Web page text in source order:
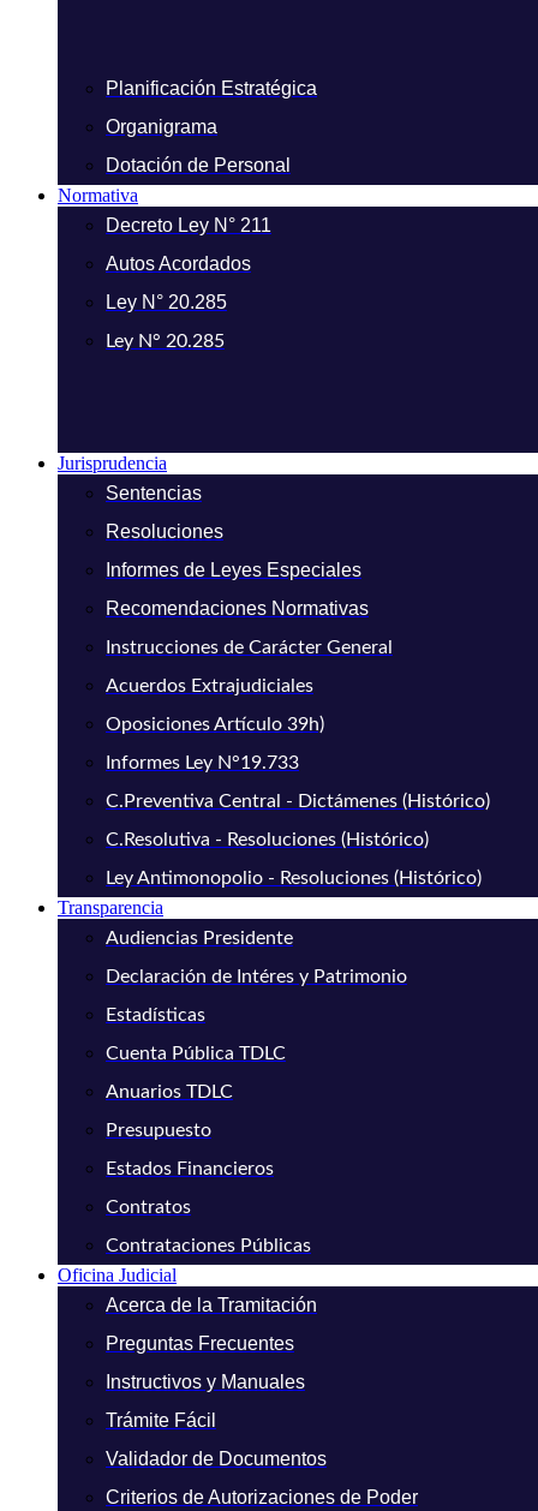
Planificación Estratégica
Organigrama
Dotación de Personal
Normativa
Decreto Ley N° 211
Autos Acordados
Ley N° 20.285
Ley N° 20.285
Jurisprudencia
Sentencias
Resoluciones
Informes de Leyes Especiales
Recomendaciones Normativas
Instrucciones de Carácter General
Acuerdos Extrajudiciales
Oposiciones Artículo 39h)
Informes Ley N°19.733
C.Preventiva Central - Dictámenes (Histórico)
C.Resolutiva - Resoluciones (Histórico)
Ley Antimonopolio - Resoluciones (Histórico)
Transparencia
Audiencias Presidente
Declaración de Intéres y Patrimonio
Estadísticas
Cuenta Pública TDLC
Anuarios TDLC
Presupuesto
Estados Financieros
Contratos
Contrataciones Públicas
Oficina Judicial
Acerca de la Tramitación
Preguntas Frecuentes
Instructivos y Manuales
Trámite Fácil
Validador de Documentos
Criterios de Autorizaciones de Poder